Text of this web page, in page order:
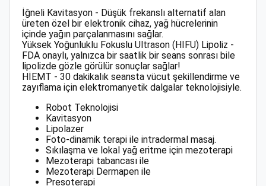
İğneli Kavitasyon - Düşük frekanslı alternatif alan
üreten özel bir elektronik cihaz, yağ hücrelerinin
içinde yağın parçalanmasını sağlar.
Yüksek Yoğunluklu Fokuslu Ultrason (HIFU) Lipoliz -
FDA onaylı, yalnızca bir saatlik bir seans sonrası bile
lipolizde gözle görülür sonuçlar sağlar!
HİEMT - 30 dakikalık seansta vücut şekillendirme ve
zayıflama için elektromanyetik dalgalar teknolojisiyle.
Robot Teknolojisi
Kavitasyon
Lipolazer
Foto-dinamik terapi ile intradermal masaj.
Sıkılaşma ve lokal yağ eritme için mezoterapi
Mezoterapi tabancası ile
Mezoterapi Dermapen ile
Presoterapi